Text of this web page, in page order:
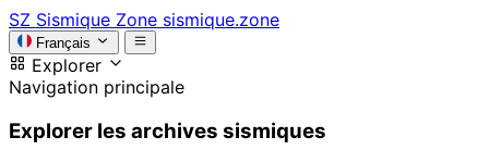
SZ Sismique Zone sismique.zone
Français
Explorer
Navigation principale
Explorer les archives sismiques